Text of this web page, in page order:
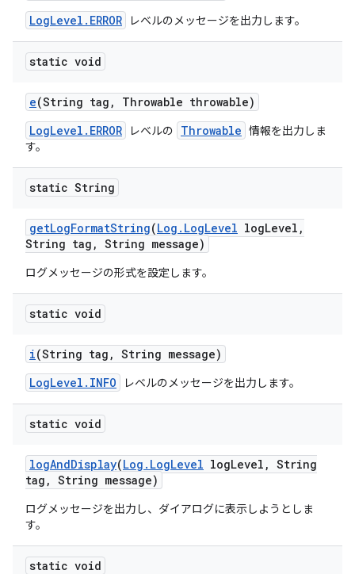
LogLevel.ERROR
レベルのメッセージを出力します。
static void
e(String tag ,
Throwable throwable)
LogLevel.ERROR
レベルの Throwable 情報を出力しま
す。
static String
getLogFormatString(Log . LogLevel logLevel ,
String tag , String message)
ログメッセージの形式を設定します。
static void
i(String tag , String message)
LogLevel.INFO
レベルのメッセージを出力します。
static void
logAndDisplay(Log . LogLevel logLevel , String
tag , String message)
ログメッセージを出力し、ダイアログに表示しようとしま
す。
static void